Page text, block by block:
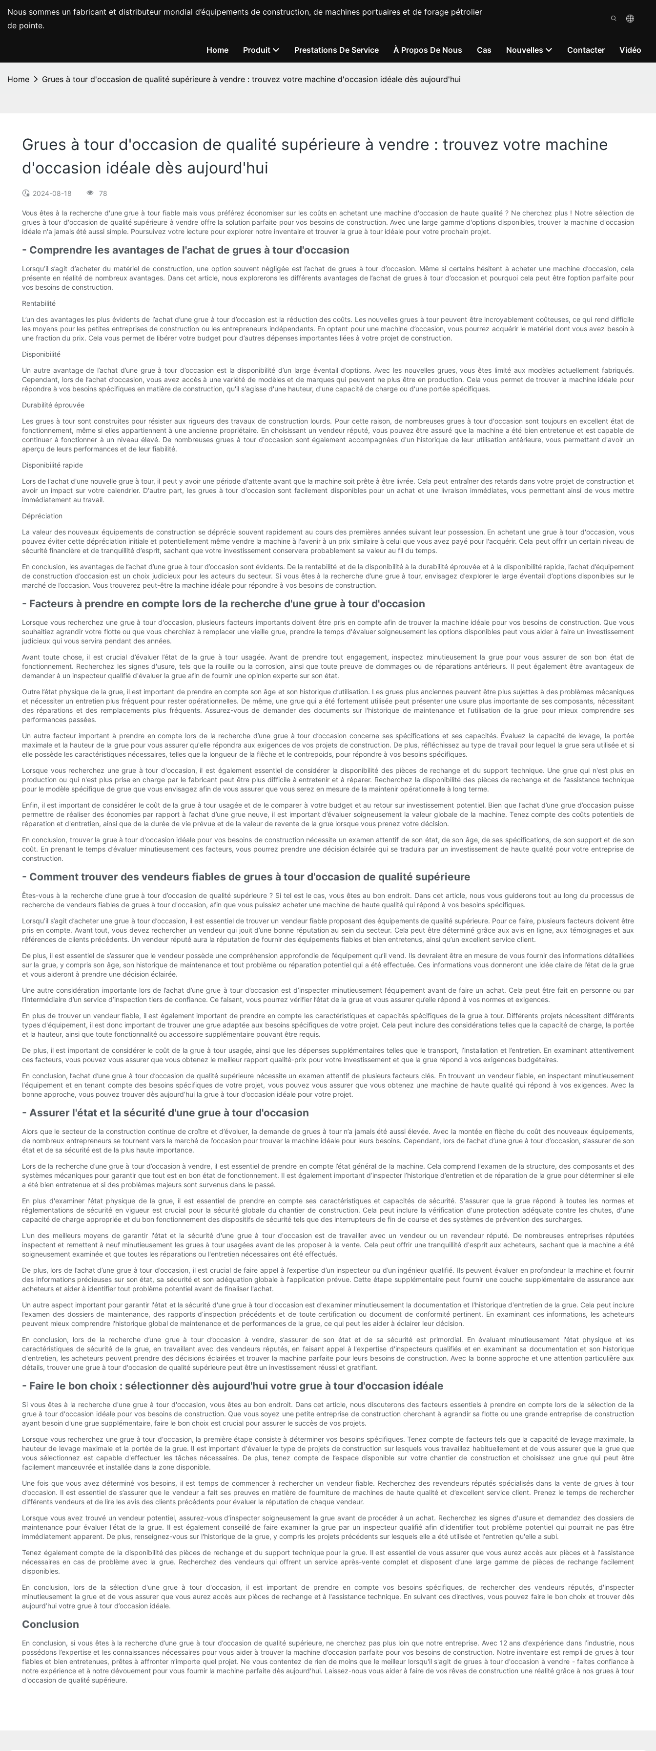
Nous sommes un fabricant et distributeur mondial d’équipements de construction, de machines portuaires et de forage pétrolier
de pointe.
Home Produit Prestations De Service À Propos De Nous Cas Nouvelles Contacter Vidéo
Home Grues à tour d'occasion de qualité supérieure à vendre : trouvez votre machine d'occasion idéale dès aujourd'hui
Grues à tour d'occasion de qualité supérieure à vendre : trouvez votre machine
d'occasion idéale dès aujourd'hui
2024-08-18 78
Vous êtes à la recherche d'une grue à tour fiable mais vous préférez économiser sur les coûts en achetant une machine d'occasion de haute qualité ? Ne cherchez plus ! Notre sélection de
grues à tour d'occasion de qualité supérieure à vendre offre la solution parfaite pour vos besoins de construction. Avec une large gamme d'options disponibles, trouver la machine d'occasion
idéale n'a jamais été aussi simple. Poursuivez votre lecture pour explorer notre inventaire et trouver la grue à tour idéale pour votre prochain projet.
- Comprendre les avantages de l'achat de grues à tour d'occasion
Lorsqu’il s’agit d’acheter du matériel de construction, une option souvent négligée est l’achat de grues à tour d’occasion. Même si certains hésitent à acheter une machine d’occasion, cela
présente en réalité de nombreux avantages. Dans cet article, nous explorerons les différents avantages de l’achat de grues à tour d’occasion et pourquoi cela peut être l’option parfaite pour
vos besoins de construction.
Rentabilité
L’un des avantages les plus évidents de l’achat d’une grue à tour d’occasion est la réduction des coûts. Les nouvelles grues à tour peuvent être incroyablement coûteuses, ce qui rend difficile
les moyens pour les petites entreprises de construction ou les entrepreneurs indépendants. En optant pour une machine d’occasion, vous pourrez acquérir le matériel dont vous avez besoin à
une fraction du prix. Cela vous permet de libérer votre budget pour d’autres dépenses importantes liées à votre projet de construction.
Disponibilité
Un autre avantage de l’achat d’une grue à tour d’occasion est la disponibilité d’un large éventail d’options. Avec les nouvelles grues, vous êtes limité aux modèles actuellement fabriqués.
Cependant, lors de l’achat d’occasion, vous avez accès à une variété de modèles et de marques qui peuvent ne plus être en production. Cela vous permet de trouver la machine idéale pour
répondre à vos besoins spécifiques en matière de construction, qu'il s'agisse d'une hauteur, d'une capacité de charge ou d'une portée spécifiques.
Durabilité éprouvée
Les grues à tour sont construites pour résister aux rigueurs des travaux de construction lourds. Pour cette raison, de nombreuses grues à tour d'occasion sont toujours en excellent état de
fonctionnement, même si elles appartiennent à une ancienne propriétaire. En choisissant un vendeur réputé, vous pouvez être assuré que la machine a été bien entretenue et est capable de
continuer à fonctionner à un niveau élevé. De nombreuses grues à tour d'occasion sont également accompagnées d'un historique de leur utilisation antérieure, vous permettant d'avoir un
aperçu de leurs performances et de leur fiabilité.
Disponibilité rapide
Lors de l'achat d'une nouvelle grue à tour, il peut y avoir une période d'attente avant que la machine soit prête à être livrée. Cela peut entraîner des retards dans votre projet de construction et
avoir un impact sur votre calendrier. D'autre part, les grues à tour d'occasion sont facilement disponibles pour un achat et une livraison immédiates, vous permettant ainsi de vous mettre
immédiatement au travail.
Dépréciation
La valeur des nouveaux équipements de construction se déprécie souvent rapidement au cours des premières années suivant leur possession. En achetant une grue à tour d'occasion, vous
pouvez éviter cette dépréciation initiale et potentiellement même vendre la machine à l'avenir à un prix similaire à celui que vous avez payé pour l'acquérir. Cela peut offrir un certain niveau de
sécurité financière et de tranquillité d’esprit, sachant que votre investissement conservera probablement sa valeur au fil du temps.
En conclusion, les avantages de l’achat d’une grue à tour d’occasion sont évidents. De la rentabilité et de la disponibilité à la durabilité éprouvée et à la disponibilité rapide, l’achat d’équipement
de construction d’occasion est un choix judicieux pour les acteurs du secteur. Si vous êtes à la recherche d’une grue à tour, envisagez d’explorer le large éventail d’options disponibles sur le
marché de l’occasion. Vous trouverez peut-être la machine idéale pour répondre à vos besoins de construction.
- Facteurs à prendre en compte lors de la recherche d'une grue à tour d'occasion
Lorsque vous recherchez une grue à tour d'occasion, plusieurs facteurs importants doivent être pris en compte afin de trouver la machine idéale pour vos besoins de construction. Que vous
souhaitiez agrandir votre flotte ou que vous cherchiez à remplacer une vieille grue, prendre le temps d'évaluer soigneusement les options disponibles peut vous aider à faire un investissement
judicieux qui vous servira pendant des années.
Avant toute chose, il est crucial d’évaluer l’état de la grue à tour usagée. Avant de prendre tout engagement, inspectez minutieusement la grue pour vous assurer de son bon état de
fonctionnement. Recherchez les signes d'usure, tels que la rouille ou la corrosion, ainsi que toute preuve de dommages ou de réparations antérieurs. Il peut également être avantageux de
demander à un inspecteur qualifié d'évaluer la grue afin de fournir une opinion experte sur son état.
Outre l’état physique de la grue, il est important de prendre en compte son âge et son historique d’utilisation. Les grues plus anciennes peuvent être plus sujettes à des problèmes mécaniques
et nécessiter un entretien plus fréquent pour rester opérationnelles. De même, une grue qui a été fortement utilisée peut présenter une usure plus importante de ses composants, nécessitant
des réparations et des remplacements plus fréquents. Assurez-vous de demander des documents sur l'historique de maintenance et l'utilisation de la grue pour mieux comprendre ses
performances passées.
Un autre facteur important à prendre en compte lors de la recherche d’une grue à tour d’occasion concerne ses spécifications et ses capacités. Évaluez la capacité de levage, la portée
maximale et la hauteur de la grue pour vous assurer qu'elle répondra aux exigences de vos projets de construction. De plus, réfléchissez au type de travail pour lequel la grue sera utilisée et si
elle possède les caractéristiques nécessaires, telles que la longueur de la flèche et le contrepoids, pour répondre à vos besoins spécifiques.
Lorsque vous recherchez une grue à tour d'occasion, il est également essentiel de considérer la disponibilité des pièces de rechange et du support technique. Une grue qui n'est plus en
production ou qui n'est plus prise en charge par le fabricant peut être plus difficile à entretenir et à réparer. Recherchez la disponibilité des pièces de rechange et de l'assistance technique
pour le modèle spécifique de grue que vous envisagez afin de vous assurer que vous serez en mesure de la maintenir opérationnelle à long terme.
Enfin, il est important de considérer le coût de la grue à tour usagée et de le comparer à votre budget et au retour sur investissement potentiel. Bien que l’achat d’une grue d’occasion puisse
permettre de réaliser des économies par rapport à l’achat d’une grue neuve, il est important d’évaluer soigneusement la valeur globale de la machine. Tenez compte des coûts potentiels de
réparation et d'entretien, ainsi que de la durée de vie prévue et de la valeur de revente de la grue lorsque vous prenez votre décision.
En conclusion, trouver la grue à tour d'occasion idéale pour vos besoins de construction nécessite un examen attentif de son état, de son âge, de ses spécifications, de son support et de son
coût. En prenant le temps d’évaluer minutieusement ces facteurs, vous pourrez prendre une décision éclairée qui se traduira par un investissement de haute qualité pour votre entreprise de
construction.
- Comment trouver des vendeurs fiables de grues à tour d'occasion de qualité supérieure
Êtes-vous à la recherche d’une grue à tour d’occasion de qualité supérieure ? Si tel est le cas, vous êtes au bon endroit. Dans cet article, nous vous guiderons tout au long du processus de
recherche de vendeurs fiables de grues à tour d'occasion, afin que vous puissiez acheter une machine de haute qualité qui répond à vos besoins spécifiques.
Lorsqu’il s’agit d’acheter une grue à tour d’occasion, il est essentiel de trouver un vendeur fiable proposant des équipements de qualité supérieure. Pour ce faire, plusieurs facteurs doivent être
pris en compte. Avant tout, vous devez rechercher un vendeur qui jouit d’une bonne réputation au sein du secteur. Cela peut être déterminé grâce aux avis en ligne, aux témoignages et aux
références de clients précédents. Un vendeur réputé aura la réputation de fournir des équipements fiables et bien entretenus, ainsi qu’un excellent service client.
De plus, il est essentiel de s’assurer que le vendeur possède une compréhension approfondie de l’équipement qu’il vend. Ils devraient être en mesure de vous fournir des informations détaillées
sur la grue, y compris son âge, son historique de maintenance et tout problème ou réparation potentiel qui a été effectuée. Ces informations vous donneront une idée claire de l’état de la grue
et vous aideront à prendre une décision éclairée.
Une autre considération importante lors de l’achat d’une grue à tour d’occasion est d’inspecter minutieusement l’équipement avant de faire un achat. Cela peut être fait en personne ou par
l’intermédiaire d’un service d’inspection tiers de confiance. Ce faisant, vous pourrez vérifier l’état de la grue et vous assurer qu’elle répond à vos normes et exigences.
En plus de trouver un vendeur fiable, il est également important de prendre en compte les caractéristiques et capacités spécifiques de la grue à tour. Différents projets nécessitent différents
types d'équipement, il est donc important de trouver une grue adaptée aux besoins spécifiques de votre projet. Cela peut inclure des considérations telles que la capacité de charge, la portée
et la hauteur, ainsi que toute fonctionnalité ou accessoire supplémentaire pouvant être requis.
De plus, il est important de considérer le coût de la grue à tour usagée, ainsi que les dépenses supplémentaires telles que le transport, l’installation et l’entretien. En examinant attentivement
ces facteurs, vous pouvez vous assurer que vous obtenez le meilleur rapport qualité-prix pour votre investissement et que la grue répond à vos exigences budgétaires.
En conclusion, l’achat d’une grue à tour d’occasion de qualité supérieure nécessite un examen attentif de plusieurs facteurs clés. En trouvant un vendeur fiable, en inspectant minutieusement
l'équipement et en tenant compte des besoins spécifiques de votre projet, vous pouvez vous assurer que vous obtenez une machine de haute qualité qui répond à vos exigences. Avec la
bonne approche, vous pouvez trouver dès aujourd’hui la grue à tour d’occasion idéale pour votre projet.
- Assurer l'état et la sécurité d'une grue à tour d'occasion
Alors que le secteur de la construction continue de croître et d’évoluer, la demande de grues à tour n’a jamais été aussi élevée. Avec la montée en flèche du coût des nouveaux équipements,
de nombreux entrepreneurs se tournent vers le marché de l’occasion pour trouver la machine idéale pour leurs besoins. Cependant, lors de l’achat d’une grue à tour d’occasion, s’assurer de son
état et de sa sécurité est de la plus haute importance.
Lors de la recherche d’une grue à tour d’occasion à vendre, il est essentiel de prendre en compte l’état général de la machine. Cela comprend l'examen de la structure, des composants et des
systèmes mécaniques pour garantir que tout est en bon état de fonctionnement. Il est également important d’inspecter l’historique d’entretien et de réparation de la grue pour déterminer si elle
a été bien entretenue et si des problèmes majeurs sont survenus dans le passé.
En plus d'examiner l'état physique de la grue, il est essentiel de prendre en compte ses caractéristiques et capacités de sécurité. S'assurer que la grue répond à toutes les normes et
réglementations de sécurité en vigueur est crucial pour la sécurité globale du chantier de construction. Cela peut inclure la vérification d'une protection adéquate contre les chutes, d'une
capacité de charge appropriée et du bon fonctionnement des dispositifs de sécurité tels que des interrupteurs de fin de course et des systèmes de prévention des surcharges.
L'un des meilleurs moyens de garantir l'état et la sécurité d'une grue à tour d'occasion est de travailler avec un vendeur ou un revendeur réputé. De nombreuses entreprises réputées
inspectent et remettent à neuf minutieusement les grues à tour usagées avant de les proposer à la vente. Cela peut offrir une tranquillité d'esprit aux acheteurs, sachant que la machine a été
soigneusement examinée et que toutes les réparations ou l'entretien nécessaires ont été effectués.
De plus, lors de l’achat d’une grue à tour d’occasion, il est crucial de faire appel à l’expertise d’un inspecteur ou d’un ingénieur qualifié. Ils peuvent évaluer en profondeur la machine et fournir
des informations précieuses sur son état, sa sécurité et son adéquation globale à l'application prévue. Cette étape supplémentaire peut fournir une couche supplémentaire de assurance aux
acheteurs et aider à identifier tout problème potentiel avant de finaliser l'achat.
Un autre aspect important pour garantir l'état et la sécurité d'une grue à tour d'occasion est d'examiner minutieusement la documentation et l'historique d'entretien de la grue. Cela peut inclure
l’examen des dossiers de maintenance, des rapports d’inspection précédents et de toute certification ou document de conformité pertinent. En examinant ces informations, les acheteurs
peuvent mieux comprendre l'historique global de maintenance et de performances de la grue, ce qui peut les aider à éclairer leur décision.
En conclusion, lors de la recherche d’une grue à tour d’occasion à vendre, s’assurer de son état et de sa sécurité est primordial. En évaluant minutieusement l'état physique et les
caractéristiques de sécurité de la grue, en travaillant avec des vendeurs réputés, en faisant appel à l'expertise d'inspecteurs qualifiés et en examinant sa documentation et son historique
d'entretien, les acheteurs peuvent prendre des décisions éclairées et trouver la machine parfaite pour leurs besoins de construction. Avec la bonne approche et une attention particulière aux
détails, trouver une grue à tour d'occasion de qualité supérieure peut être un investissement réussi et gratifiant.
- Faire le bon choix : sélectionner dès aujourd'hui votre grue à tour d'occasion idéale
Si vous êtes à la recherche d'une grue à tour d'occasion, vous êtes au bon endroit. Dans cet article, nous discuterons des facteurs essentiels à prendre en compte lors de la sélection de la
grue à tour d'occasion idéale pour vos besoins de construction. Que vous soyez une petite entreprise de construction cherchant à agrandir sa flotte ou une grande entreprise de construction
ayant besoin d'une grue supplémentaire, faire le bon choix est crucial pour assurer le succès de vos projets.
Lorsque vous recherchez une grue à tour d'occasion, la première étape consiste à déterminer vos besoins spécifiques. Tenez compte de facteurs tels que la capacité de levage maximale, la
hauteur de levage maximale et la portée de la grue. Il est important d'évaluer le type de projets de construction sur lesquels vous travaillez habituellement et de vous assurer que la grue que
vous sélectionnez est capable d'effectuer les tâches nécessaires. De plus, tenez compte de l’espace disponible sur votre chantier de construction et choisissez une grue qui peut être
facilement manœuvrée et installée dans la zone disponible.
Une fois que vous avez déterminé vos besoins, il est temps de commencer à rechercher un vendeur fiable. Recherchez des revendeurs réputés spécialisés dans la vente de grues à tour
d’occasion. Il est essentiel de s’assurer que le vendeur a fait ses preuves en matière de fourniture de machines de haute qualité et d’excellent service client. Prenez le temps de rechercher
différents vendeurs et de lire les avis des clients précédents pour évaluer la réputation de chaque vendeur.
Lorsque vous avez trouvé un vendeur potentiel, assurez-vous d’inspecter soigneusement la grue avant de procéder à un achat. Recherchez les signes d'usure et demandez des dossiers de
maintenance pour évaluer l'état de la grue. Il est également conseillé de faire examiner la grue par un inspecteur qualifié afin d'identifier tout problème potentiel qui pourrait ne pas être
immédiatement apparent. De plus, renseignez-vous sur l'historique de la grue, y compris les projets précédents sur lesquels elle a été utilisée et l'entretien qu'elle a subi.
Tenez également compte de la disponibilité des pièces de rechange et du support technique pour la grue. Il est essentiel de vous assurer que vous aurez accès aux pièces et à l'assistance
nécessaires en cas de problème avec la grue. Recherchez des vendeurs qui offrent un service après-vente complet et disposent d’une large gamme de pièces de rechange facilement
disponibles.
En conclusion, lors de la sélection d'une grue à tour d'occasion, il est important de prendre en compte vos besoins spécifiques, de rechercher des vendeurs réputés, d'inspecter
minutieusement la grue et de vous assurer que vous aurez accès aux pièces de rechange et à l'assistance technique. En suivant ces directives, vous pouvez faire le bon choix et trouver dès
aujourd’hui votre grue à tour d’occasion idéale.
Conclusion
En conclusion, si vous êtes à la recherche d’une grue à tour d’occasion de qualité supérieure, ne cherchez pas plus loin que notre entreprise. Avec 12 ans d’expérience dans l’industrie, nous
possédons l’expertise et les connaissances nécessaires pour vous aider à trouver la machine d’occasion parfaite pour vos besoins de construction. Notre inventaire est rempli de grues à tour
fiables et bien entretenues, prêtes à affronter n’importe quel projet. Ne vous contentez de rien de moins que le meilleur lorsqu'il s'agit de grues à tour d'occasion à vendre - faites confiance à
notre expérience et à notre dévouement pour vous fournir la machine parfaite dès aujourd'hui. Laissez-nous vous aider à faire de vos rêves de construction une réalité grâce à nos grues à tour
d'occasion de qualité supérieure.